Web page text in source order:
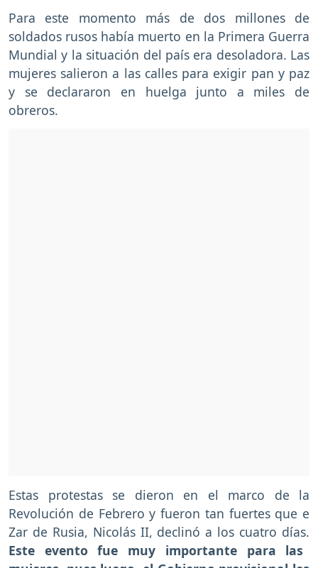
Para este momento más de dos millones de
soldados rusos había muerto en la Primera Guerra
Mundial y la situación del país era desoladora. Las
mujeres salieron a las calles para exigir pan y paz
y se declararon en huelga junto a miles de
obreros.
Estas protestas se dieron en el marco de la
Revolución de Febrero y fueron tan fuertes que e
Zar de Rusia, Nicolás II, declinó a los cuatro días.
Este evento fue muy importante para las